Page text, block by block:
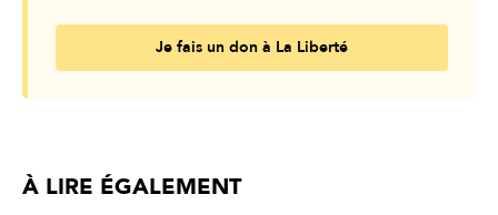
Je fais un don à La Liberté
À LIRE ÉGALEMENT